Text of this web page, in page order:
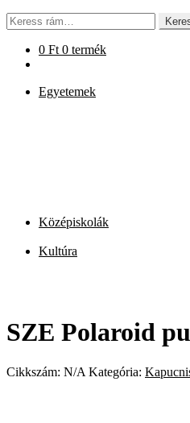
Keresés
a
következőre:
0 Ft 0 termék
Egyetemek
Középiskolák
Kultúra
SZE Polaroid
Cikkszám: N/A Kategória: